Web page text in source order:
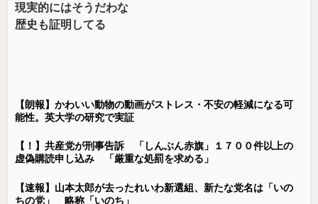
現実的にはそうだわな
歴史も証明してる
【朗報】かわいい動物の動画がストレス・不安の軽減になる可
能性。英大学の研究で実証
【！】共産党が刑事告訴 「しんぶん赤旗」１７００件以上の
虚偽購読申し込み 「厳重な処罰を求める」
【速報】山本太郎が去ったれいわ新選組、新たな党名は「いの
ちの党」 略称「いのち」